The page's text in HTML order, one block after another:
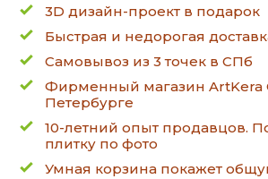
3D дизайн-проект в подарок
Быстрая и недорогая
Самовывоз из 3 точек в СПб
Фирменный магазин ArtKera
Петербурге
10-летний опыт продавцов.
плитку по фото
Умная корзина покажет